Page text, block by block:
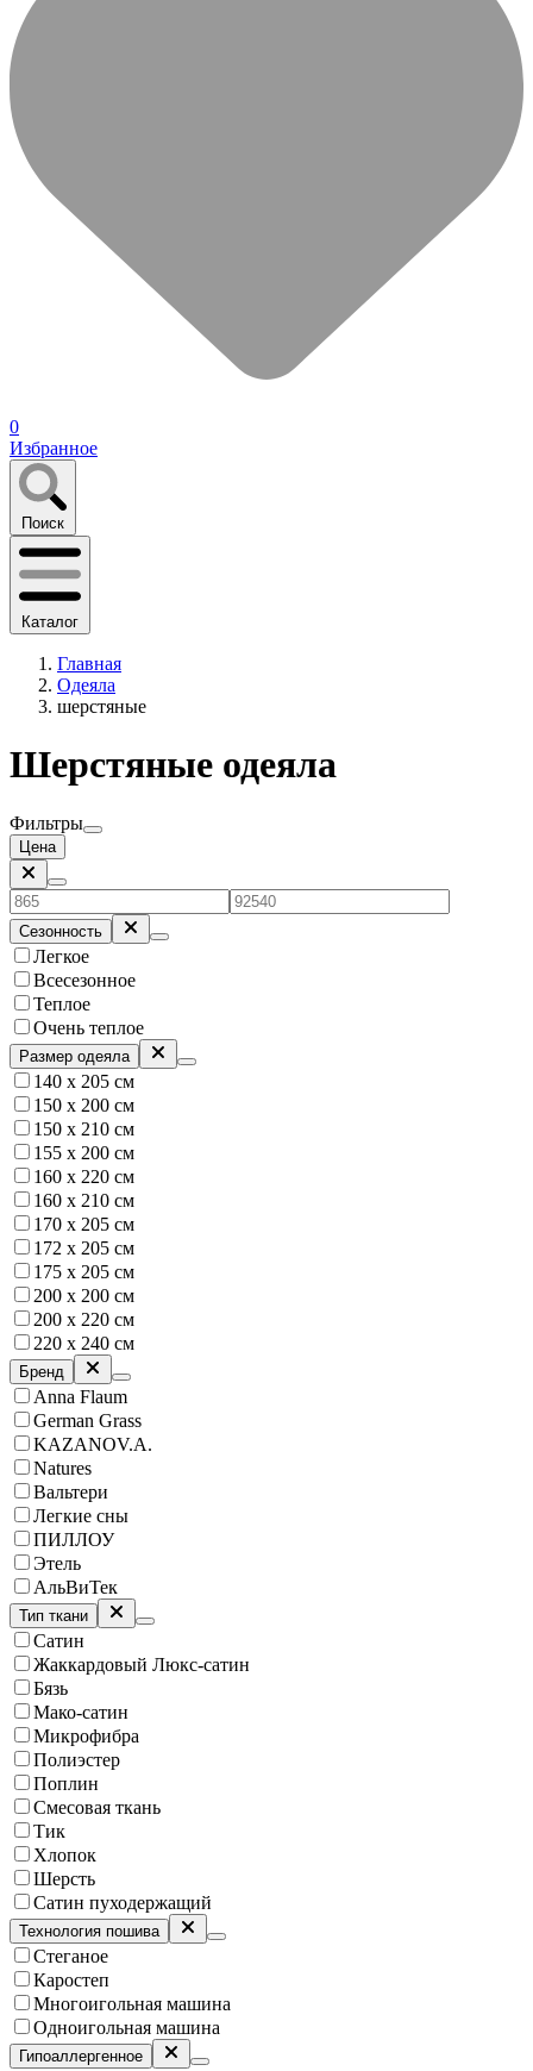
0
Избранное
Поиск
Каталог
Главная
Одеяла
шерстяные
Шерстяные одеяла
Фильтры
Цена
Сезонность
Легкое
Всесезонное
Теплое
Очень теплое
Размер одеяла
140 х 205 см
150 х 200 см
150 х 210 см
155 х 200 см
160 x 220 см
160 х 210 см
170 х 205 см
172 х 205 см
175 х 205 см
200 х 200 см
200 х 220 см
220 х 240 см
Бренд
Anna Flaum
German Grass
KAZANOV.A.
Natures
Вальтери
Легкие сны
ПИЛЛОУ
Этель
АльВиТек
Тип ткани
Сатин
Жаккардовый Люкс-сатин
Бязь
Мако-сатин
Микрофибра
Полиэстер
Поплин
Смесовая ткань
Тик
Хлопок
Шерсть
Сатин пуходержащий
Технология пошива
Стеганое
Каростеп
Многоигольная машина
Одноигольная машина
Гипоаллергенное